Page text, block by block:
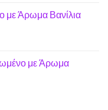
με Άρωμα Βανίλια
με Άρωμα